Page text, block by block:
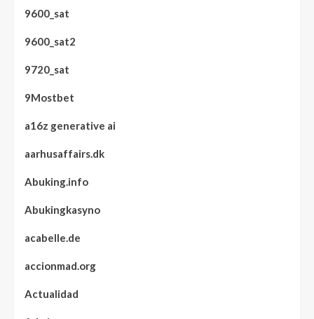
9600_sat
9600_sat2
9720_sat
9Mostbet
a16z generative ai
aarhusaffairs.dk
Abuking.info
Abukingkasyno
acabelle.de
accionmad.org
Actualidad